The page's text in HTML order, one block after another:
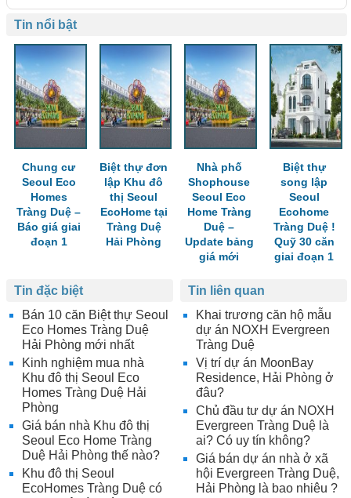
Tin nổi bật
Chung cư
Seoul Eco
Homes
Tràng Duệ –
Báo giá giai
đoạn 1
Biệt thự đơn
lập Khu đô
thị Seoul
EcoHome tại
Tràng Duệ
Hải Phòng
Nhà phố
Shophouse
Seoul Eco
Home Tràng
Duệ –
Update bảng
giá mới
Biệt thự
song lập
Seoul
Ecohome
Tràng Duệ !
Quỹ 30 căn
giai đoạn 1
Tin liên quan
Khai trương căn hộ mẫu
dự án NOXH Evergreen
Tràng Duệ
Vị trí dự án MoonBay
Residence, Hải Phòng ở
đâu?
Chủ đầu tư dự án NOXH
Evergreen Tràng Duệ là
ai? Có uy tín không?
Giá bán dự án nhà ở xã
hội Evergreen Tràng Duệ,
Hải Phòng là bao nhiêu ?
Tin đặc biệt
Bán 10 căn Biệt thự Seoul
Eco Homes Tràng Duệ
Hải Phòng mới nhất
Kinh nghiệm mua nhà
Khu đô thị Seoul Eco
Homes Tràng Duệ Hải
Phòng
Giá bán nhà Khu đô thị
Seoul Eco Home Tràng
Duệ Hải Phòng thế nào?
Khu đô thị Seoul
EcoHomes Tràng Duệ có